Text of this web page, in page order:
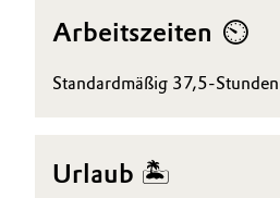
Home Care & Cleaning
Medical Devices
Arbeitszeiten ⏲️
Standardmäßig 37,5-
Urlaub 🏝️